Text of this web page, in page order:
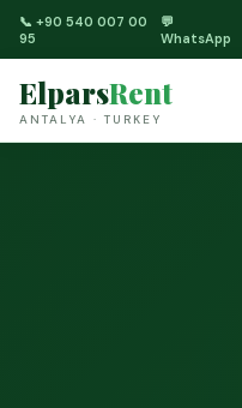
📞 +90 540 007 00
95
💬
WhatsApp
ElparsRent
ANTALYA · TURKEY